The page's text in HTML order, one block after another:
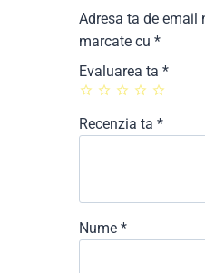
Adresa ta de email
marcate cu*
Evaluarea ta*
Recenzia ta*
Nume*